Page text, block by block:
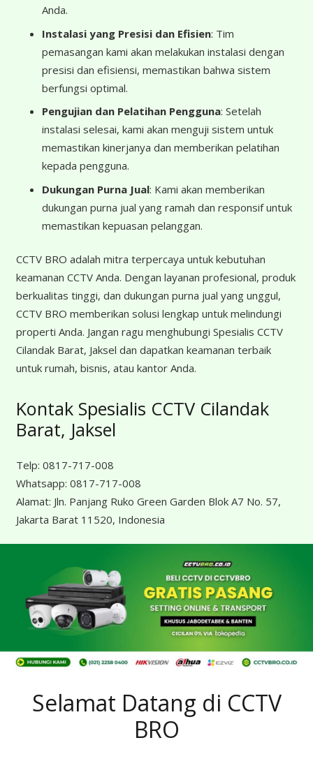
Anda.
Instalasi yang Presisi dan Efisien: Tim
pemasangan kami akan melakukan instalasi dengan
presisi dan efisiensi, memastikan bahwa sistem
berfungsi optimal.
Pengujian dan Pelatihan Pengguna: Setelah
instalasi selesai, kami akan menguji sistem untuk
memastikan kinerjanya dan memberikan pelatihan
kepada pengguna.
Dukungan Purna Jual: Kami akan memberikan
dukungan purna jual yang ramah dan responsif untuk
memastikan kepuasan pelanggan.
CCTV BRO adalah mitra terpercaya untuk kebutuhan
keamanan CCTV Anda. Dengan layanan profesional, produk
berkualitas tinggi, dan dukungan purna jual yang unggul,
CCTV BRO memberikan solusi lengkap untuk melindungi
properti Anda. Jangan ragu menghubungi Spesialis CCTV
Cilandak Barat, Jaksel dan dapatkan keamanan terbaik
untuk rumah, bisnis, atau kantor Anda.
Kontak Spesialis CCTV Cilandak
Barat, Jaksel
Telp: 0817-717-008
Whatsapp: 0817-717-008
Alamat: Jln. Panjang Ruko Green Garden Blok A7 No. 57,
Jakarta Barat 11520, Indonesia
Selamat Datang di CCTV
BRO